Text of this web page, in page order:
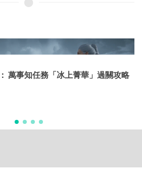
華陰北-破門村「落月集英」 最後
教密室」開法